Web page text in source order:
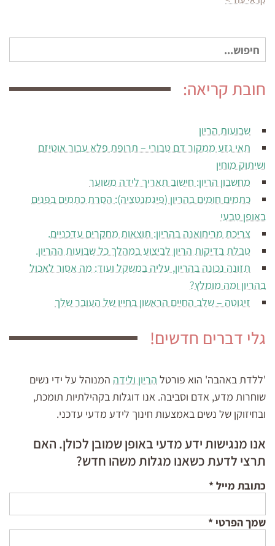
חיפוש
עבור:
חובת קריאה:
שבועות הריון
תאי גזע ממקור דם טבורי – תרופת פלא עבור אוטיזם
ושיתוק מוחין
מחשבון הריון: חישוב תאריך לידה משוער
כתמים חומים בהריון (פיגמנטציה): הסרת כתמים בפנים
באופן טבעי
צריכת מריחואנה בהריון: תוצאות מחקרים עדכניים.
טבלת בדיקות הריון לביצוע במהלך כל שבועות ההריון.
תזונה נכונה בהריון, עליה במשקל ועוד: מה אסור לאכול
בהריון ומה מומלץ?
זיגוטה – שלב החיים הראשון בחייו של העובר שלך
גלי דברים חדשים!
'ללדת באהבה' הוא פורטל הריון ולידה המנוהל על ידי נשים
שוחרות מדע, אדם וסביבה. אנו דוגלות בקהילתיות תומכת,
ובחיזוקן של נשים באמצעות חינוך לידע מדעי עדכני.
אנו מנגישות ידע מדעי באופן שמובן לכולן. האם
תרצי לדעת כשאנו מגלות משהו חדש?
כתובת מייל*
שמך הפרטי *